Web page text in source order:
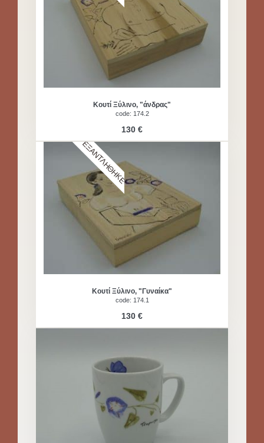
Κουτί Ξύλινο, "άνδρας"
code: 174.2​
130 €
Κουτί Ξύλινο, "Γυναίκα"
code: 174.1
130 €
ΕΞΑΝΤΛΗΘΗΚΕ